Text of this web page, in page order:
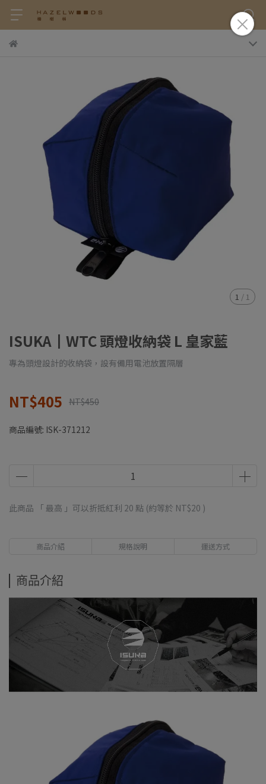
1 / 1
ISUKA┃WTC 頭燈收納袋 L 皇家藍
專為頭燈設計的收納袋，設有備用電池放置隔層
NT$405 NT$450
商品編號: ISK-371212
此商品 「 最高 」可以折抵紅利 20 點 (約等於 NT$20 )
商品介紹 規格說明 運送方式
商品介紹